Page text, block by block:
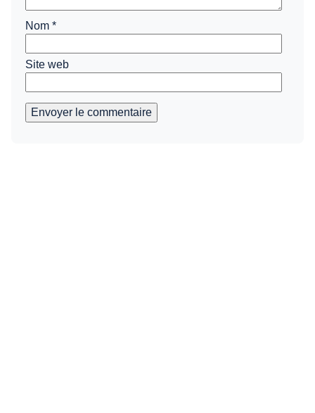
Nom *
Site web
Envoyer le commentaire